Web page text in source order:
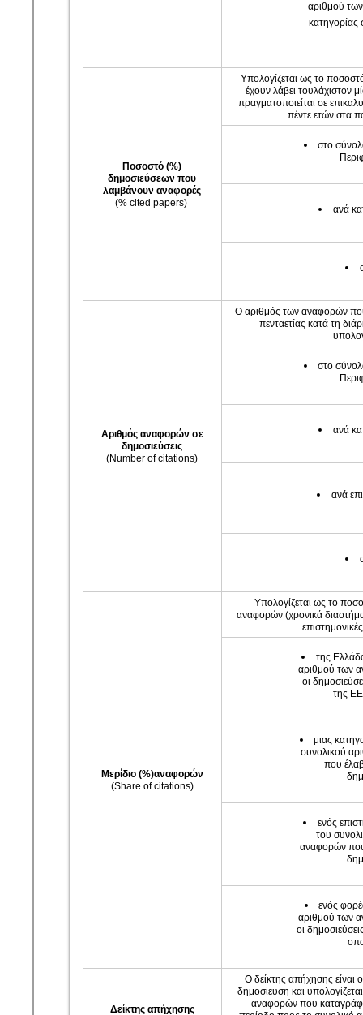
αριθμού
κατηγορίας
Ποσοστό (%)
δημοσιεύσεωνπου
λαμβάνουν αναφορές
(% cited papers)
Υπολογίζεται ως το
έχουν λάβει τουλάχιστον
πραγματοποιείται σε
πέντε ετών στα
στο
ανά
Αριθμός αναφορών σε
δημοσιεύσεις
(Number of citations)
Ο αριθμός των αναφορών
πενταετίας κατά τη
στο
ανά
ανά
Μερίδιο (%)αναφορών
(Share of citations)
Υπολογίζεται ως το
αναφορών (χρονικά
της
αριθμού των
οι
της
μιας
συνολικού
που
ενός
του
αναφορών που
ενός
αριθμού των
οι
Δείκτης απήχησης
Ο δείκτης απήχησης
δημοσίευση και
αναφορών που